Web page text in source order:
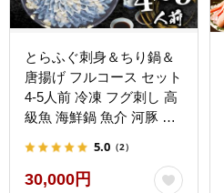
とらふぐ刺身＆ちり鍋＆
唐揚げ フルコース セット
4-5人前 冷凍 フグ刺し 高
級魚 海鮮鍋 魚介 河豚 本
5.0 （2）
30,000円